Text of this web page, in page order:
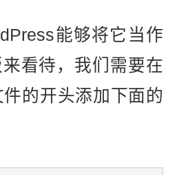
能够将它当作
看待，我们需要在
件的开头添加下面的